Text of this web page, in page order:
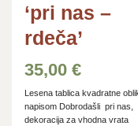
‘pri nas –
rdeča’
35,00€
Lesena tablica kvadratne
napisom Dobrodašli pri nas,
dekoracija za vhodna vrata